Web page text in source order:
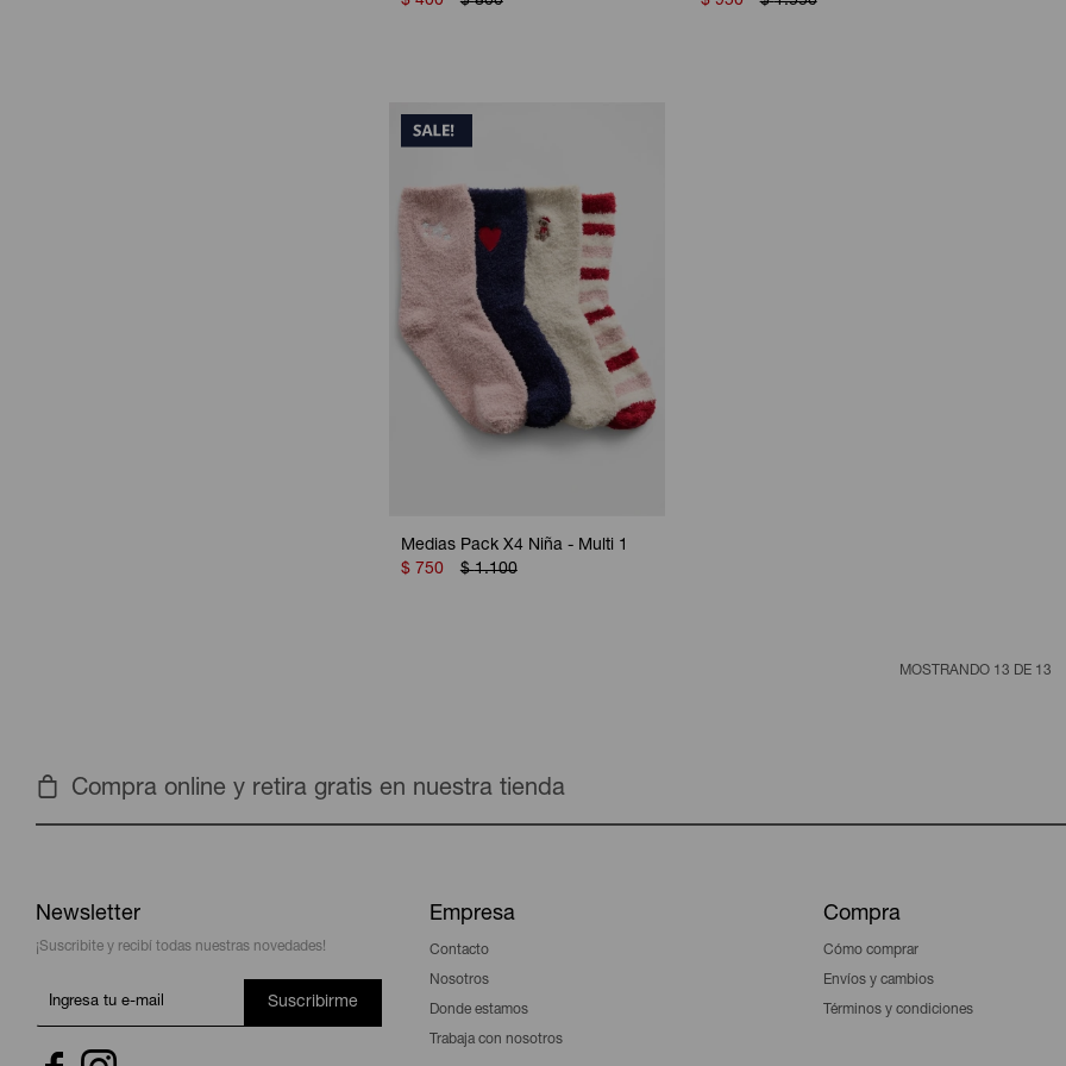
Medias Pack X4 Niña - Multi 1
$ 750 $ 1.100
MOSTRANDO 13 DE 13
Compra online y retira gratis en nuestra tienda
Newsletter
¡Suscribite y recibí todas nuestras novedades!
Suscribirme
Empresa
Contacto
Nosotros
Donde estamos
Trabaja con nosotros
Compra
Cómo comprar
Envíos y cambios
Términos y condiciones